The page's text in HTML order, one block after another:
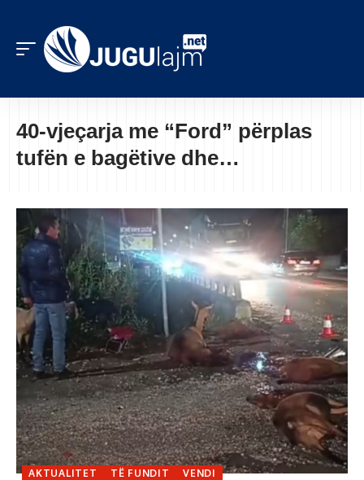
40-vjeçarja me “Ford” përplas
tufën e bagëtive dhe…
AKTUALITET TË FUNDIT VENDI